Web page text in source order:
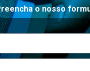
o nosso